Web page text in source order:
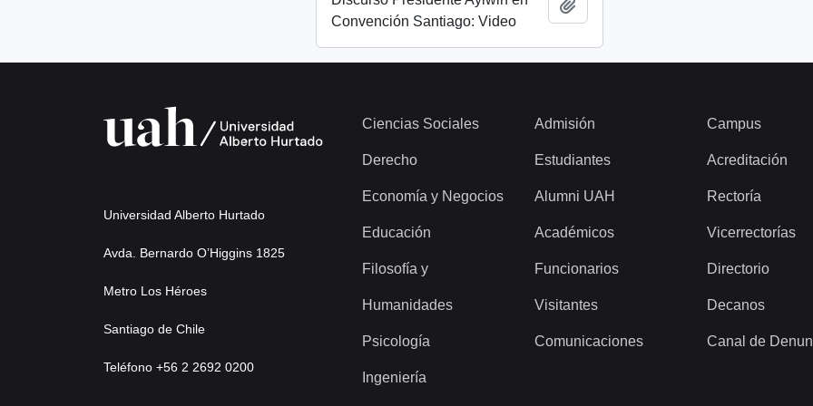
Convención Santiago: Video
Universidad Alberto Hurtado
Avda. Bernardo O’Higgins 1825
Metro Los Héroes
Santiago de Chile
Teléfono +56 2 2692 0200
Ciencias Sociales
Derecho
Economía y Negocios
Educación
Filosofía y
Humanidades
Psicología
Ingeniería
Admisión
Estudiantes
Alumni UAH
Académicos
Funcionarios
Visitantes
Comunicaciones
Campus
Acreditación
Rectoría
Vicerrectorías
Directorio
Decanos
Canal de